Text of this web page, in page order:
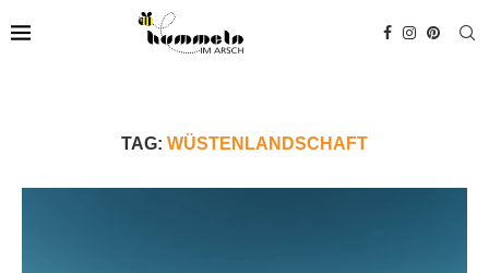
TAG: WÜSTENLANDSCHAFT